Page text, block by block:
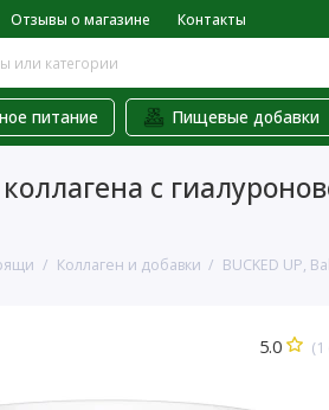
Отзывы о магазине Контакты
питание Пищевые добавки
с
Коллаген и добавки BUCKED UP,
5.0